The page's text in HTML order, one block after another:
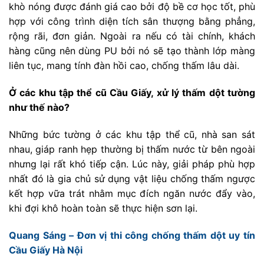
khò nóng được đánh giá cao bởi độ bề cơ học tốt, phù
hợp với công trình diện tích sân thượng bằng phẳng,
rộng rãi, đơn giản. Ngoài ra nếu có tài chính, khách
hàng cũng nên dùng PU bởi nó sẽ tạo thành lớp màng
liên tục, mang tính đàn hồi cao, chống thấm lâu dài.
Ở các khu tập thể cũ Cầu Giấy, xử lý thấm dột tường
như thế nào?
Những bức tường ở các khu tập thể cũ, nhà san sát
nhau, giáp ranh hẹp thường bị thấm nước từ bên ngoài
nhưng lại rất khó tiếp cận. Lúc này, giải pháp phù hợp
nhất đó là gia chủ sử dụng vật liệu chống thấm ngược
kết hợp vữa trát nhằm mục đích ngăn nước đẩy vào,
khi đợi khô hoàn toàn sẽ thực hiện sơn lại.
Quang Sáng – Đơn vị thi công chống thấm dột uy tín
Cầu Giấy Hà Nội